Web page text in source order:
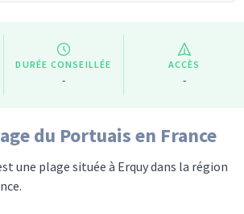
DURÉE CONSEILLÉE
-
ACCÈS
-
du Portuais en France
une plage située à Erquy dans la région